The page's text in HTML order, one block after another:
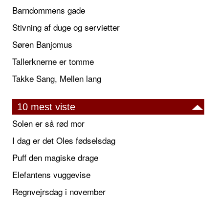
Barndommens gade
Stivning af duge og servietter
Søren Banjomus
Tallerknerne er tomme
Takke Sang, Mellen lang
10 mest viste
Solen er så rød mor
I dag er det Oles fødselsdag
Puff den magiske drage
Elefantens vuggevise
Regnvejrsdag i november